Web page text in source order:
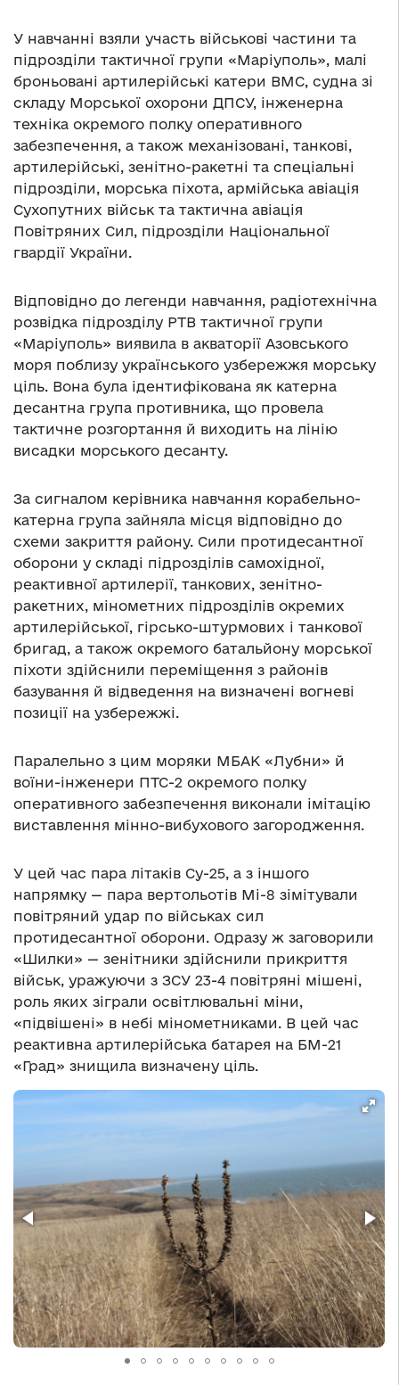
У навчанні взяли участь військові частини та
підрозділи тактичної групи «Маріуполь», малі
броньовані артилерійські катери ВМС, судна зі
складу Морської охорони ДПСУ, інженерна
техніка окремого полку оперативного
забезпечення, а також механізовані, танкові,
артилерійські, зенітно-ракетні та спеціальні
підрозділи, морська піхота, армійська авіація
Сухопутних військ та тактична авіація
Повітряних Сил, підрозділи Національної
гвардії України.
Відповідно до легенди навчання, радіотехнічна
розвідка підрозділу РТВ тактичної групи
«Маріуполь» виявила в акваторії Азовського
моря поблизу українського узбережжя морську
ціль. Вона була ідентифікована як катерна
десантна група противника, що провела
тактичне розгортання й виходить на лінію
висадки морського десанту.
За сигналом керівника навчання корабельно-
катерна група зайняла місця відповідно до
схеми закриття району. Сили протидесантної
оборони у складі підрозділів самохідної,
реактивної артилерії, танкових, зенітно-
ракетних, мінометних підрозділів окремих
артилерійської, гірсько-штурмових і танкової
бригад, а також окремого батальйону морської
піхоти здійснили переміщення з районів
базування й відведення на визначені вогневі
позиції на узбережжі.
Паралельно з цим моряки МБАК «Лубни» й
воїни-інженери ПТС-2 окремого полку
оперативного забезпечення виконали імітацію
виставлення мінно-вибухового загородження.
У цей час пара літаків Су-25, а з іншого
напрямку — пара вертольотів Мі-8 зімітували
повітряний удар по військах сил
протидесантної оборони. Одразу ж заговорили
«Шилки» — зенітники здійснили прикриття
військ, уражуючи з ЗСУ 23-4 повітряні мішені,
роль яких зіграли освітлювальні міни,
«підвішені» в небі мінометниками. В цей час
реактивна артилерійська батарея на БМ-21
«Град» знищила визначену ціль.